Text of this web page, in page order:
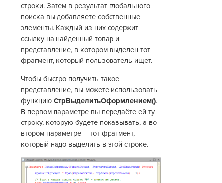
строки. Затем в результат глобального
поиска вы добавляете собственные
элементы. Каждый из них содержит
ссылку на найденный товар и
представление, в котором выделен тот
фрагмент, который пользователь ищет.
Чтобы быстро получить такое
представление, вы можете использовать
функциюСтрВыделитьОформлением().
В первом параметре вы передаёте ей ту
строку, которую будете показывать, а во
втором параметре – тот фрагмент,
который надо выделить в этой строке.